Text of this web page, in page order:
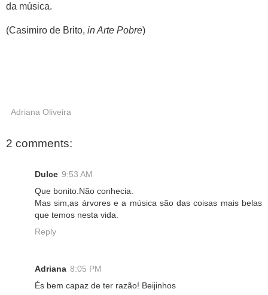
da música.
(Casimiro de Brito, in Arte Pobre)
Adriana Oliveira
2 comments:
Dulce 9:53 AM
Que bonito.Não conhecia.
Mas sim,as árvores e a música são das coisas mais belas
que temos nesta vida.
Reply
Adriana 8:05 PM
És bem capaz de ter razão! Beijinhos